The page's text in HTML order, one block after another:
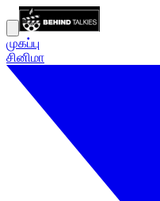
முகப்பு
சினிமா